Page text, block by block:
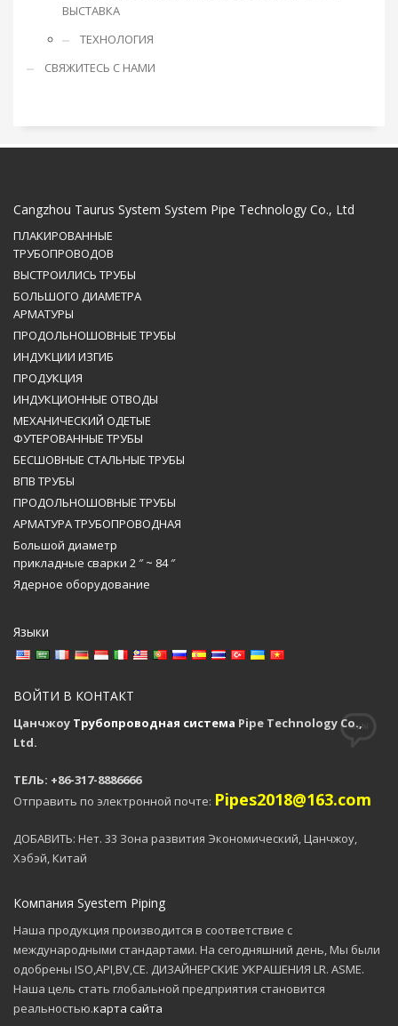
ВЫСТАВКА
ТЕХНОЛОГИЯ
СВЯЖИТЕСЬ С НАМИ
Cangzhou Taurus System System Pipe Technology Co., Ltd
ПЛАКИРОВАННЫЕ
ТРУБОПРОВОДОВ
ВЫСТРОИЛИСЬ ТРУБЫ
БОЛЬШОГО ДИАМЕТРА
АРМАТУРЫ
ПРОДОЛЬНОШОВНЫЕ ТРУБЫ
ИНДУКЦИИ ИЗГИБ
ПРОДУКЦИЯ
ИНДУКЦИОННЫЕ ОТВОДЫ
МЕХАНИЧЕСКИЙ ОДЕТЫЕ
ФУТЕРОВАННЫЕ ТРУБЫ
БЕСШОВНЫЕ СТАЛЬНЫЕ ТРУБЫ
ВПВ ТРУБЫ
ПРОДОЛЬНОШОВНЫЕ ТРУБЫ
АРМАТУРА ТРУБОПРОВОДНАЯ
Большой диаметр
прикладные сварки 2 ″ ~ 84 ″
Ядерное оборудование
Языки
ВОЙТИ В КОНТАКТ
Цанчжоу Трубопроводная система Pipe Technology Co.,
Ltd.
ТЕЛЬ: +86-317-8886666
Отправить по электронной почте: Pipes2018@163.com
ДОБАВИТЬ: Нет. 33 Зона развития Экономический, Цанчжоу,
Хэбэй, Китай
Компания Syestem Piping
Наша продукция производится в соответствие с
международными стандартами. На сегодняшний день, Мы были
одобрены ISO,API,BV,CE. ДИЗАЙНЕРСКИЕ УКРАШЕНИЯ LR. ASME.
Наша цель стать глобальной предприятия становится
реальностью.карта сайта